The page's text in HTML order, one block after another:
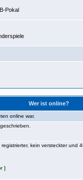
dem DFB-Pokal
oder Länderspiele
Map´s
Wer ist online?
online war.
kein versteckter und
]